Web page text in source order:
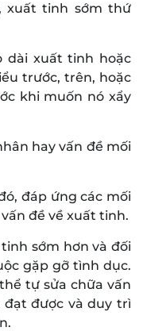
xuất tinh sớm thứ
dài xuất tinh hoặc
trước, trên, hoặc
khi muốn nó xẩy
hay vấn đề mối
đáp ứng các mối
đề về xuất tinh.
sớm hơn và đối
gặp gỡ tình dục.
tự sửa chữa vấn
được và duy trì